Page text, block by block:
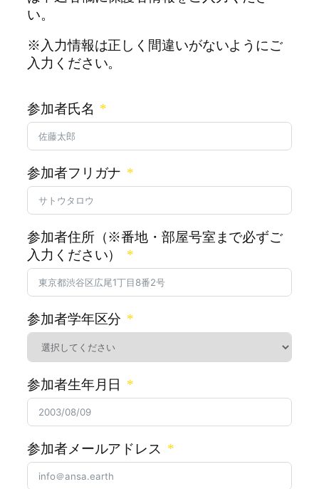
い。
※入力情報は正しく間違いがないようにご
入力ください。
参加者氏名
参加者フリガナ
参加者住所（※番地・部屋号室まで必ずご
入力ください）
参加者学年区分
参加者生年月日
参加者メールアドレス